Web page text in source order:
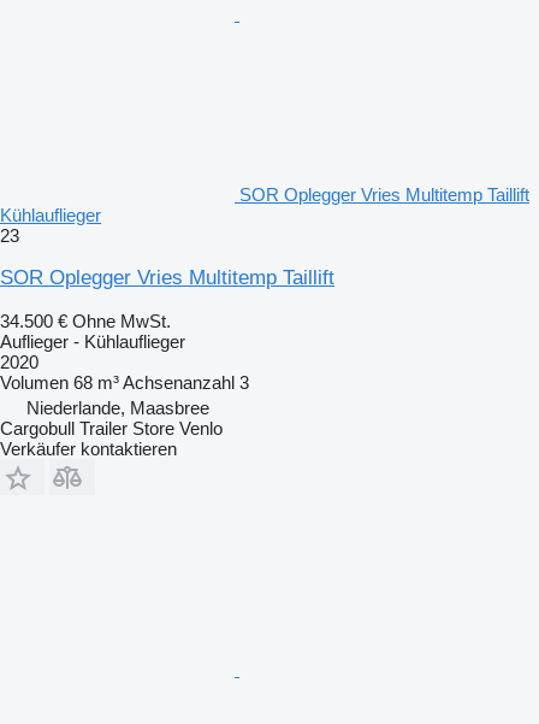
SOR Oplegger Vries Multitemp Taillift
Kühlauflieger
23
SOR Oplegger Vries Multitemp Taillift
34.500 € Ohne MwSt.
Auflieger - Kühlauflieger
2020
Volumen 68 m³Achsenanzahl 3
Niederlande, Maasbree
Cargobull Trailer Store Venlo
Verkäufer kontaktieren